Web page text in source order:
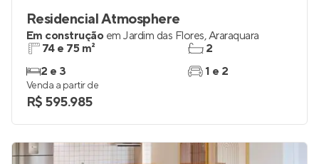
Residencial Atmosphere
Em construção em Jardim das Flores,Araraquara
74 e 75 m²
2 e 3
2
1 e 2
Venda a partir de
R$ 595.985